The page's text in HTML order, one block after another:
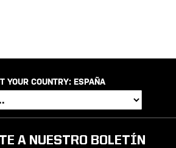
YOUR COUNTRY: ESPAÑA
A NUESTRO BOLETÍN